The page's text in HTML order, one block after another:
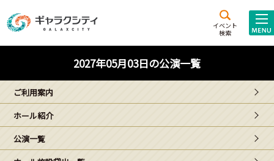
イベント
検索
施設案内
西新井
文化ホール
ギャラクシティとは
こどもみーてぃんぐ
2027年05月03日の公演一覧
ご利用案内
ホール紹介
公演一覧